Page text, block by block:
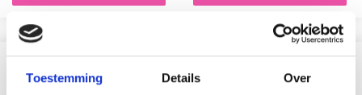
Toestemming Details Over